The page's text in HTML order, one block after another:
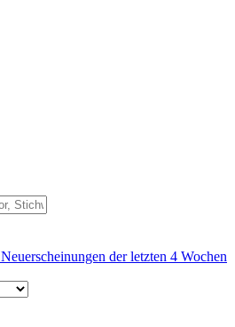
Neuerscheinungen der letzten 4 Wochen